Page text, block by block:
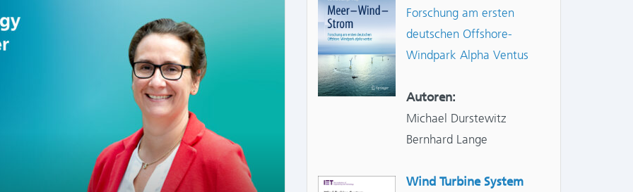
Forschung am ersten
deutschen Offshore-
Windpark Alpha Ventus
Autoren:
Michael Durstewitz
Bernhard Lange
Wind Turbine System